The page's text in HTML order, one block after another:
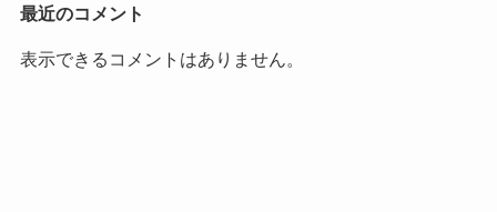
最近のコメント
表示できるコメントはありません。